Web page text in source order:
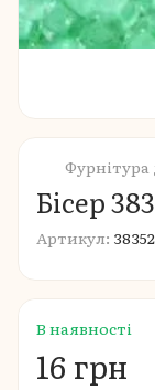
Бісер
Артикул: 38352
В наявності
16 грн